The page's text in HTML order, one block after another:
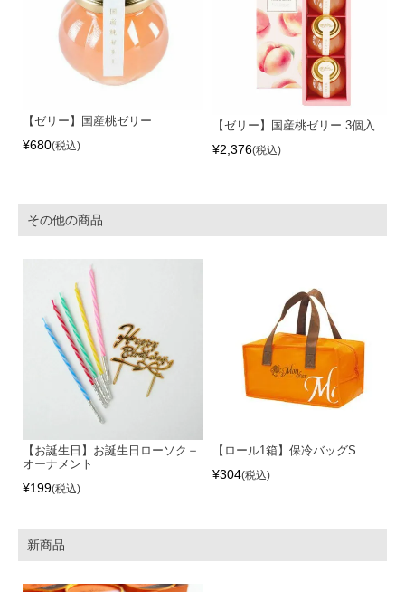
【ゼリー】国産桃ゼリー
¥680 税込
【ゼリー】国産桃ゼリー 3個入
¥2,376 税込
その他の商品
【お誕生日】お誕生日ローソク＋
オーナメント
¥199 税込
【ロール1箱】保冷バッグS
¥304 税込
新商品